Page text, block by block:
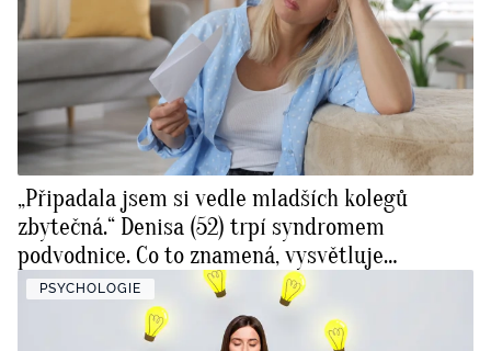
„Připadala jsem si vedle mladších kolegů
zbytečná.“ Denisa (52) trpí syndromem
podvodnice. Co to znamená, vysvětluje
psycholožka
PSYCHOLOGIE